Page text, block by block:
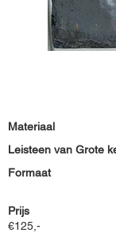
Materiaal
Leisteen van Grote
Formaat
Prijs
€125,-